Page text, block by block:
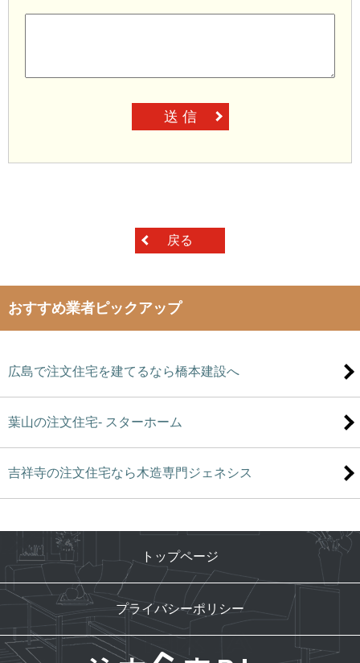
送 信
戻る
おすすめ業者ピックアップ
広島で注文住宅を建てるなら橋本建設へ
葉山の注文住宅- スターホーム
吉祥寺の注文住宅なら木造専門ジェネシス
トップページ
プライバシーポリシー